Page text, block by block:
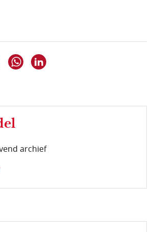
op X
dit item op Bluesky
Deel dit item op Facebook
Delen via WhatsApp
archief